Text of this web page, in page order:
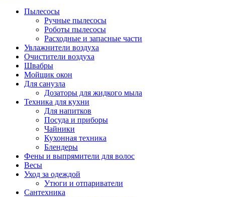
Пылесосы
Ручные пылесосы
Роботы пылесосы
Расходные и запасные части
Увлажнители воздуха
Очистители воздуха
Швабры
Мойщик окон
Для санузла
Дозаторы для жидкого мыла
Техника для кухни
Для напитков
Посуда и приборы
Чайники
Кухонная техника
Блендеры
Фены и выпрямители для волос
Весы
Уход за одеждой
Утюги и отпариватели
Сантехника